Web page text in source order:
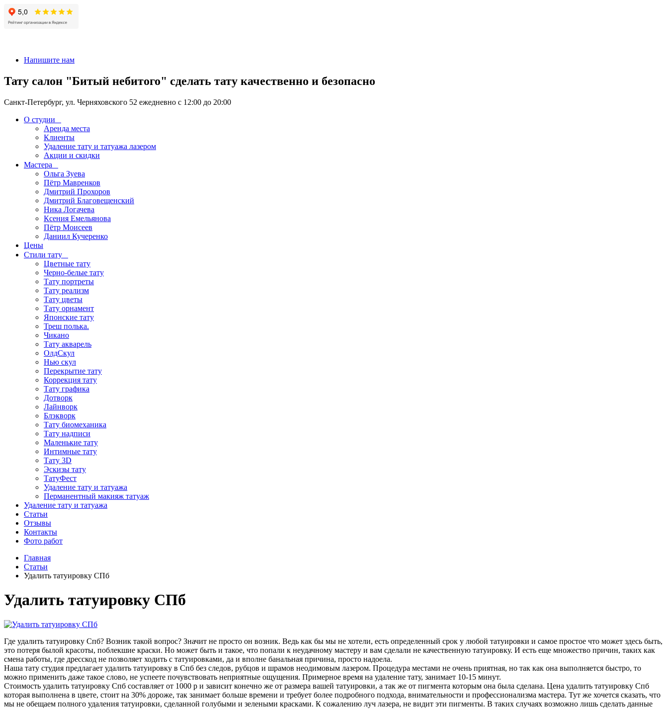
Напишите нам
Тату салон "Битый небитого" сделать тату качественно и безопасно
Санкт-Петербург, ул. Черняховского 52 ежедневно с 12:00 до 20:00
О студии
Аренда места
Клиенты
Удаление тату и татуажа лазером
Акции и скидки
Мастера
Ольга Зуева
Пётр Мавренков
Дмитрий Прохоров
Дмитрий Благовещенский
Ника Логачева
Ксения Емельянова
Пётр Моисеев
Даниил Кучеренко
Цены
Стили тату
Цветные тату
Черно-белые тату
Тату портреты
Тату реализм
Тату цветы
Тату орнамент
Японские тату
Треш полька.
Чикано
Тату акварель
ОлдСкул
Нью скул
Перекрытие тату
Коррекция тату
Тату графика
Дотворк
Лайнворк
Блэкворк
Тату биомеханика
Тату надписи
Маленькие тату
Интимные тату
Тату 3D
Эскизы тату
ТатуФест
Удаление тату и татуажа
Перманентный макияж татуаж
Удаление тату и татуажа
Статьи
Отзывы
Контакты
Фото работ
Главная
Статьи
Удалить татуировку СПб
Удалить татуировку СПб
Где удалить татуировку Спб? Возник такой вопрос? Значит не просто он возник. Ведь как бы мы не хотели, есть определенный срок у любой татуировки и самое простое что может здесь быть,
это потеря былой красоты, поблекшие краски. Но может быть и такое, что попали к неудачному мастеру и вам сделали не качественную татуировку. И есть еще множество причин, таких как
смена работы, где дресскод не позволяет ходить с татуировками, да и вполне банальная причина, просто надоела.
Наша тату студия предлагает удалить татуировку в Спб без следов, рубцов и шрамов неодимовым лазером. Процедура местами не очень приятная, но так как она выполняется быстро, то
можно применить даже такое слово, не успеете почувствовать неприятные ощущения. Примерное время на удаление тату, занимает 10-15 минут.
Стоимость удалить татуировку Спб составляет от 1000 р и зависит конечно же от размера вашей татуировки, а так же от пигмента которым она была сделана. Цена удалить татуировку Спб
которая выполнена в цвете, стоит на 30% дороже, так занимает больше времени и требует более подробного подхода, внимательности и профессионализма мастера. Тут же хочется сказать, что
мы не обещаем полного удаления татуировки, сделанной голубыми и зелеными красками. К сожалению луч лазера, не видит эти пигменты. В таких случаях возможно лишь сделать данные